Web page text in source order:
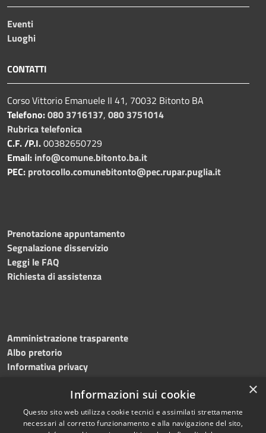
Eventi
Luoghi
CONTATTI
Corso Vittorio Emanuele II 41, 70032 Bitonto BA
Telefono:080 3716137, 080 3751014
Rubrica telefonica
C.F. /P.I.00382650729
Email: info@comune.bitonto.ba.it
PEC: protocollo.comunebitonto@pec.rupar.puglia.it
Prenotazione appuntamento
Segnalazione disservizio
Leggi le FAQ
Richiesta di assistenza
Amministrazione trasparente
Albo pretorio
Informativa privacy
Dichiarazione di accessibilità Meccanismo di feedback ×
Informazioni sui cookie
Questo sito web utilizza cookie tecnici e assimilati strettamente
necessari al corretto funzionamento e alla navigazione del sito,